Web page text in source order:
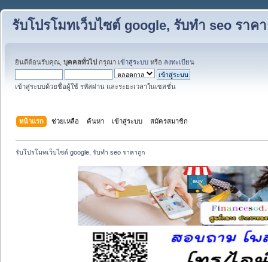
รับโปรโมทเว็บไซต์ google, รับทำ seo ราค
ยินดีต้อนรับคุณ, บุคคลทั่วไป กรุณา เข้าสู่ระบบ หรือ ลงทะเบียน
เข้าสู่ระบบด้วยชื่อผู้ใช้ รหัสผ่าน และระยะเวลาในเซสชั่น
หน้าแรก ช่วยเหลือ ค้นหา เข้าสู่ระบบ สมัครสมาชิก
รับโปรโมทเว็บไซต์ google, รับทำ seo ราคาถูก